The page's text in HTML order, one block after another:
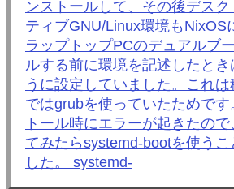
ンストールして、その後デス
ティブGNU/Linux環境もNixOS
ラップトップPCのデュアルブ
ルする前に環境を記述したとき
うに設定していました。これ
ではgrubを使っていたためで
トール時にエラーが起きたの
てみたらsystemd-bootを使うこ
した。 systemd-